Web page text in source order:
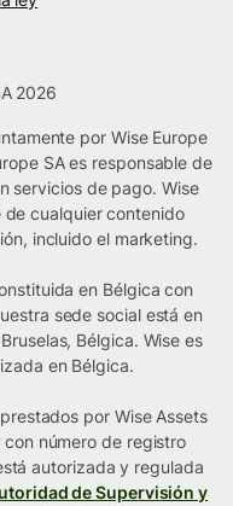
2026
por Wise Europe
SA es responsable de
servicios de pago. Wise
de cualquier contenido
incluido el marketing.
en Bélgica con
sede social está en
Bélgica. Wise es
en Bélgica.
por Wise Assets
con número de registro
autorizada y regulada
de Supervisión y